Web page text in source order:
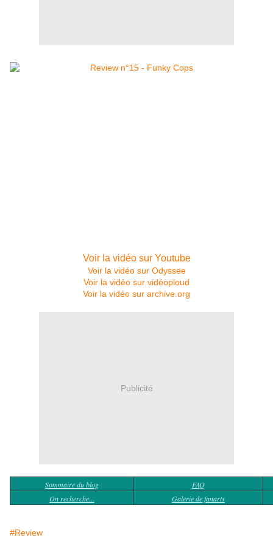
Voir la vidéo sur Youtube
Voir la vidéo sur Odyssee
Voir la vidéo sur vidéoploud
Voir la vidéo sur archive.org
Publicité
Sommaire du blog
FAQ
On recherche...
Galerie de fanarts
#Review